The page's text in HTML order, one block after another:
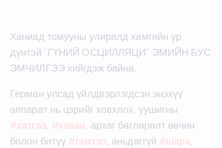
Ханиад томууны улиралд хамгийн үр
дүнтэй “ГҮНИЙ ОСЦИЛЛЯЦИ” ЭМИЙН БУС
ЭМЧИЛГЭЭ хийгдэж байна.
Герман улсад үйлдвэрлэгдсэн энэхүү
аппарат нь цэрийг ховхлох, уушигны
#хатгаа, #хаван, архаг бөглөрөлт өвчин
болон битүү #гэмтэл, аньдаггүй #шарх,